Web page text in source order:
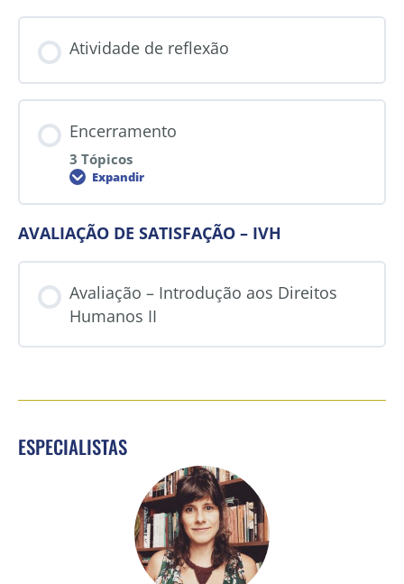
Atividade de reflexão
Encerramento
3 Tópicos
Expandir
AVALIAÇÃO DE SATISFAÇÃO – IVH
Avaliação – Introdução aos Direitos
Humanos II
ESPECIALISTAS